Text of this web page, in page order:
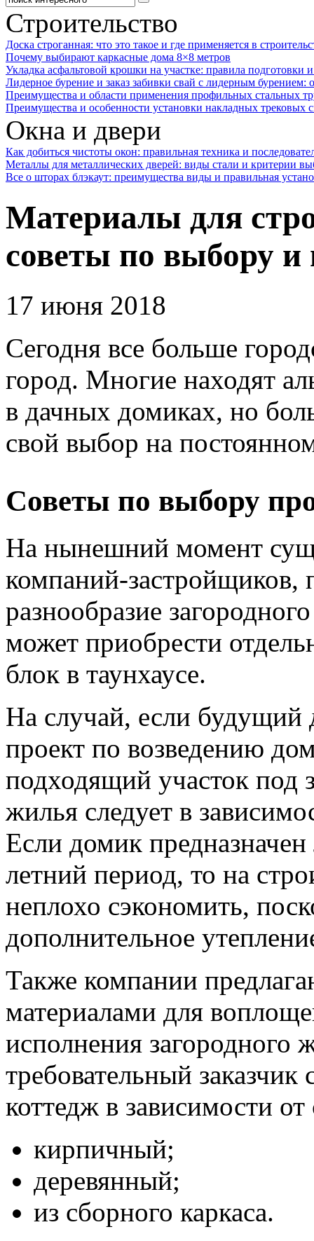
Строительство
Доска строганная: что это такое и где применяется в
Почему выбирают каркасные дома 8×8 метров
Укладка асфальтовой крошки на участке: правила подготовки
Лидерное бурение и заказ забивки свай с лидерным бурением:
Преимущества и области применения профильных стальных
Преимущества и особенности установки накладных трековых
Окна и двери
Как добиться чистоты окон: правильная техника и
Металлы для металлических дверей: виды стали и критерии
Все о шторах блэкаут: преимущества виды и правильная
Материалы для
советы по выбору
17 июня 2018
Сегодня все больше
город. Многие находят
в дачных домиках, но
свой выбор на
Советы по выбору
На нынешний момент
компаний-
разнообразие
может приобрести
блок в таунхаусе.
На случай, если будущий
проект по возведению
подходящий участок под
жилья следует в
Если домик
летний период, то на
неплохо сэкономить,
дополнительное
Также компании
материалами для
исполнения
требовательный
коттедж в зависимости
кирпичный;
деревянный;
из сборного каркаса.